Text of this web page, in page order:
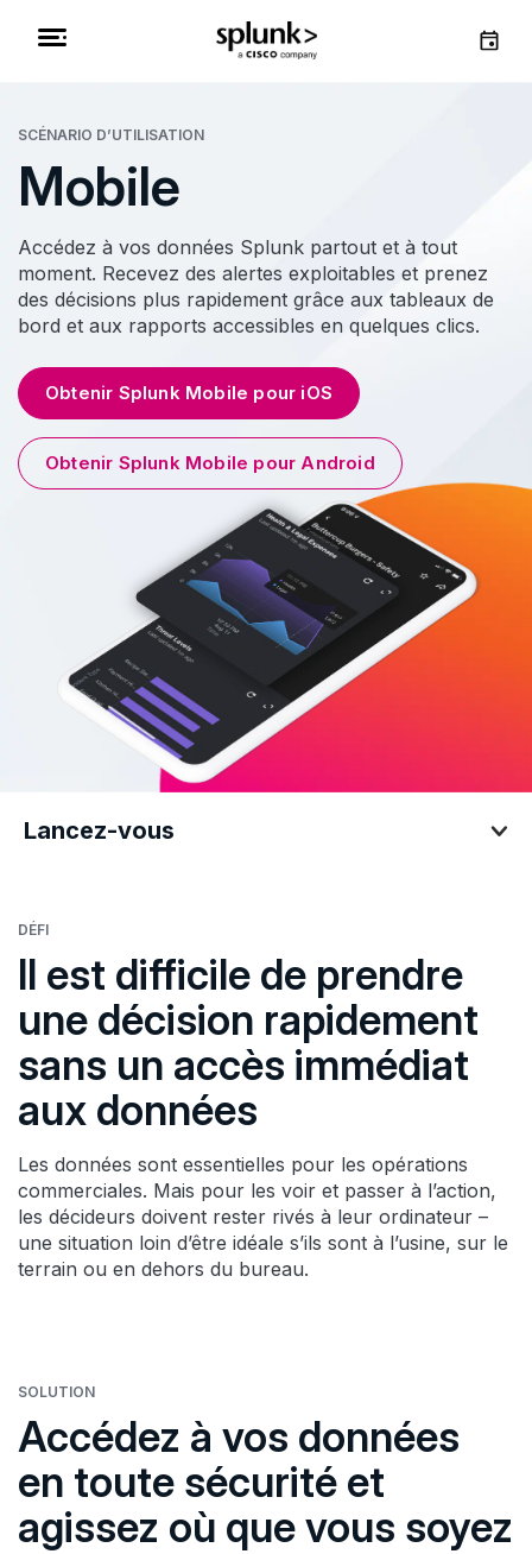
SCÉNARIO D’UTILISATION
Mobile
Accédez à vos données Splunk partout et à tout
moment. Recevez des alertes exploitables et prenez
des décisions plus rapidement grâce aux tableaux de
bord et aux rapports accessibles en quelques clics.
Obtenir Splunk Mobile pour iOS
Obtenir Splunk Mobile pour Android
Lancez-vous
Lancez-vous
DÉFI
Il est difficile de prendre
une décision rapidement
sans un accès immédiat
aux données
Les données sont essentielles pour les opérations
commerciales. Mais pour les voir et passer à l’action,
les décideurs doivent rester rivés à leur ordinateur –
une situation loin d’être idéale s’ils sont à l’usine, sur le
terrain ou en dehors du bureau.
SOLUTION
Accédez à vos données
en toute sécurité et
agissez où que vous soyez